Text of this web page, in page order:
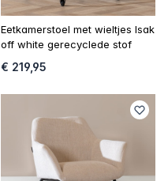
Eetkamerstoel met wieltjes Isak
off white gerecyclede stof
€ 219,95